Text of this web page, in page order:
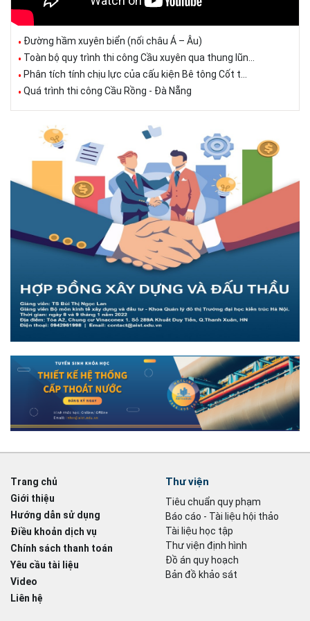
Đường hầm xuyên biển (nối châu Á – Âu)
Toàn bộ quy trình thi công Cầu xuyên qua thung lũn...
Phân tích tính chịu lực của cấu kiện Bê tông Cốt t...
Quá trình thi công Cầu Rồng - Đà Nẵng
Trang chủ
Giới thiệu
Hướng dẫn sử dụng
Điều khoản dịch vụ
Chính sách thanh toán
Yêu cầu tài liệu
Video
Liên hệ
Thư viện
Tiêu chuẩn quy phạm
Báo cáo - Tài liệu hội thảo
Tài liệu học tập
Thư viện định hình
Đồ án quy hoạch
Bản đồ khảo sát